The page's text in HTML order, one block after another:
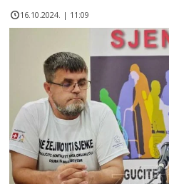
16.10.2024. | 11:09